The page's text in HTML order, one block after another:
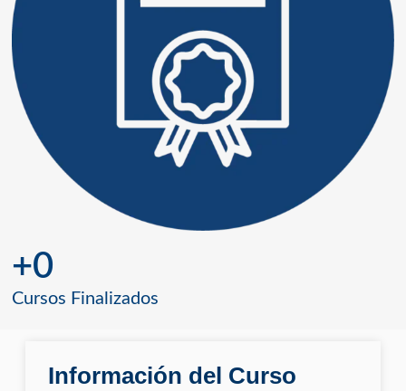
Cursos Finalizados
+0
Información del Curso